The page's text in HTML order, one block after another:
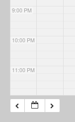
9:00 PM
10:00 PM
11:00 PM